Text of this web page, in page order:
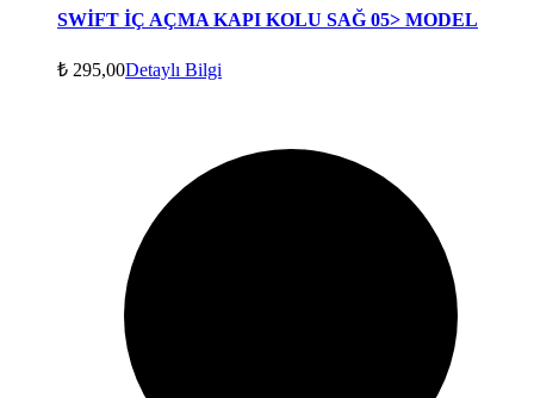
SWİFT İÇ AÇMA KAPI KOLU SAĞ 05> MODEL
₺ 295,00Detaylı Bilgi